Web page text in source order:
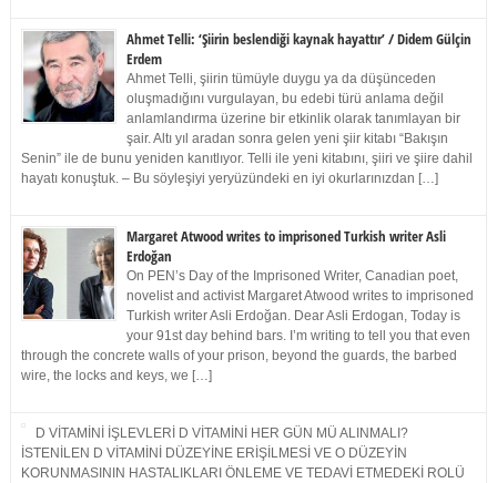
Ahmet Telli: ‘Şiirin beslendiği kaynak hayattır’ / Didem Gülçin
Erdem
Ahmet Telli, şiirin tümüyle duygu ya da düşünceden
oluşmadığını vurgulayan, bu edebi türü anlama değil
anlamlandırma üzerine bir etkinlik olarak tanımlayan bir
şair. Altı yıl aradan sonra gelen yeni şiir kitabı “Bakışın
Senin” ile de bunu yeniden kanıtlıyor. Telli ile yeni kitabını, şiiri ve şiire dahil
hayatı konuştuk. – Bu söyleşiyi yeryüzündeki en iyi okurlarınızdan […]
Margaret Atwood writes to imprisoned Turkish writer Asli
Erdoğan
On PEN’s Day of the Imprisoned Writer, Canadian poet,
novelist and activist Margaret Atwood writes to imprisoned
Turkish writer Asli Erdoğan. Dear Asli Erdogan, Today is
your 91st day behind bars. I’m writing to tell you that even
through the concrete walls of your prison, beyond the guards, the barbed
wire, the locks and keys, we […]
D VİTAMİNİ İŞLEVLERİ D VİTAMİNİ HER GÜN MÜ ALINMALI?
İSTENİLEN D VİTAMİNİ DÜZEYİNE ERİŞİLMESİ VE O DÜZEYİN
KORUNMASININ HASTALIKLARI ÖNLEME VE TEDAVİ ETMEDEKİ ROLÜ